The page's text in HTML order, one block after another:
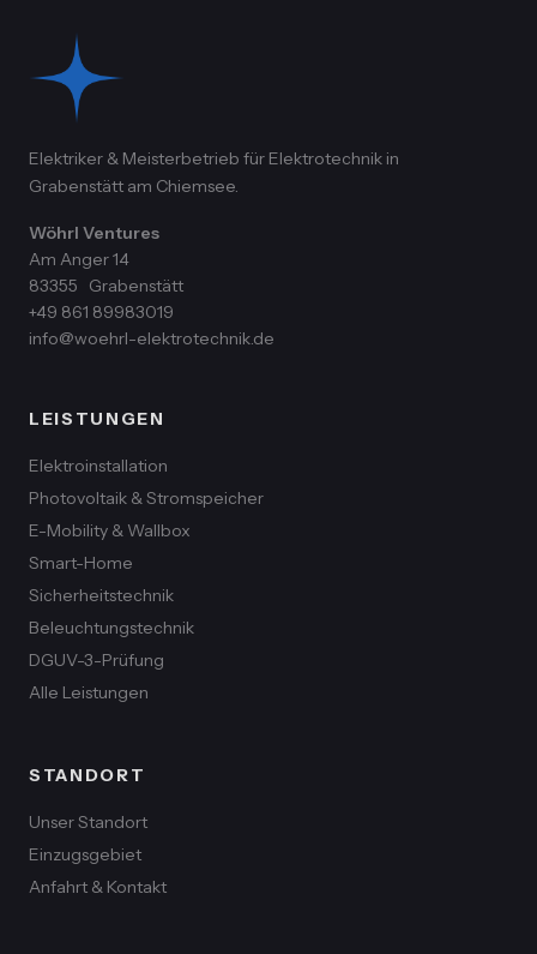
Elektriker & Meisterbetrieb für Elektrotechnik in
Grabenstätt am Chiemsee.
Wöhrl Ventures
Am Anger 14
83355
Grabenstätt
+49 861 89983019
info@woehrl-elektrotechnik.de
LEISTUNGEN
Elektroinstallation
Photovoltaik & Stromspeicher
E-Mobility & Wallbox
Smart-Home
Sicherheitstechnik
Beleuchtungstechnik
DGUV-3-Prüfung
Alle Leistungen
STANDORT
Unser Standort
Einzugsgebiet
Anfahrt & Kontakt